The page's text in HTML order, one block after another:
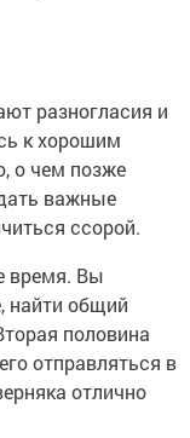
разногласия и
к хорошим
о чем позже
важные
ссорой.
время. Вы
найти общий
половина
отправляться в
отлично